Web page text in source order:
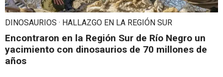
DINOSAURIOS · HALLAZGO EN LA REGIÓN SUR
Encontraron en la Región Sur de Río Negro un
yacimiento con dinosaurios de 70 millones de
años